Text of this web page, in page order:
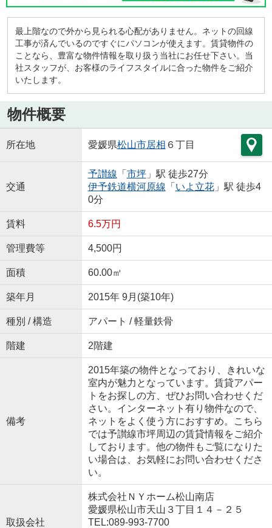
最上階なので外から見られる心配がありません。ネットの回線
工事が済んでいるのですぐにパソコンが使えます。賃貸物件の
ことなら、豊富な物件情報を取り扱う当社にお任せ下さい。当
社スタッフが、お客様のライフスタイルに合った物件をご紹介
いたします。
物件概要
所在地 愛媛県松山市居相 ６丁目
交通
予讃線 「 市坪」駅 徒歩27分
伊予鉄道横河原線 「 いよ立花」駅 徒歩4
0分
賃料 6.5万円
管理費等 4,500円
面積 60.00㎡
築年月 2015年 9月(築10年)
種別 / 構造 アパート / 軽量鉄骨
階建 2階建
備考
2015年築の物件となっており、きれいな
室内が魅力となっています。賃貸アパー
トをお探しの方、ぜひお問い合わせくだ
さい。インターネット有り物件なので、
ネットをよく使う方におすすめ。こちら
では予讃線市坪周辺の賃貸情報をご紹介
しております。他の物件もご覧になりた
い場合は、お気軽にお問い合わせくださ
い。
取扱会社
株式会社ＮＹホーム松山南店
愛媛県松山市天山３丁目１４－２５
TEL:089-993-7700